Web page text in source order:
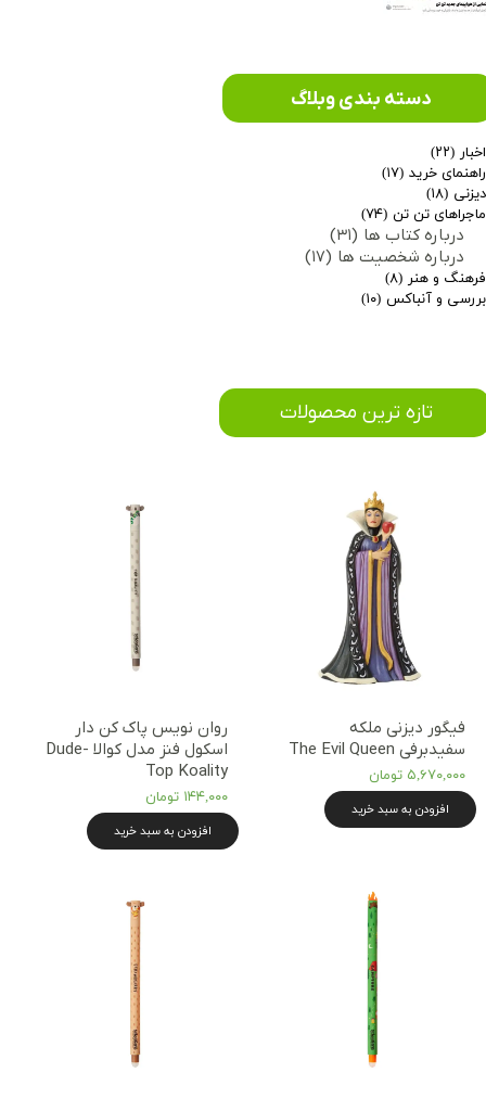
اخبار (۲۲)
راهنمای خرید (۱۷)
دیزنی (۱۸)
ماجراهای تن تن (۷۴)
درباره کتاب ها (۳۱)
درباره شخصیت ها (۱۷)
فرهنگ و هنر (۸)
بررسی و آنباکس (۱۰)
دسته بندی وبلاگ
فیگور دیزنی ملکه
سفیدبرفی The Evil Queen
۵,۶۷۰,۰۰۰ تومان
افزودن به سبد خرید
روان نویس پاک کن دار
اسکول فنز مدل کوالا Dude-
Top Koality
۱۴۴,۰۰۰ تومان
افزودن به سبد خرید
​تازه ترین محصولات